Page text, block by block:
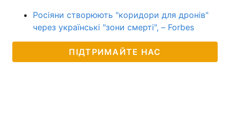
Росіяни створюють "коридори для дронів"
через українські "зони смерті", – Forbes
ПІДТРИМАЙТЕ НАС